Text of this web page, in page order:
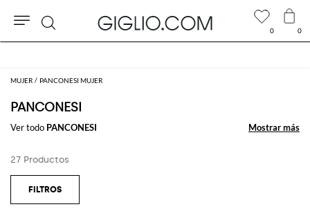
MUJER PANCONESI MUJER
PANCONESI
Ver todo PANCONESI Mostrar más
Mostrar más
27 Productos
0 0
Buscar